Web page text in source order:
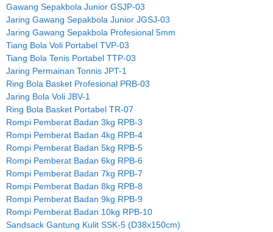
Gawang Sepakbola Junior GSJP-03
Jaring Gawang Sepakbola Junior JGSJ-03
Jaring Gawang Sepakbola Profesional 5mm
Tiang Bola Voli Portabel TVP-03
Tiang Bola Tenis Portabel TTP-03
Jaring Permainan Tonnis JPT-1
Ring Bola Basket Profesional PRB-03
Jaring Bola Voli JBV-1
Ring Bola Basket Portabel TR-07
Rompi Pemberat Badan 3kg RPB-3
Rompi Pemberat Badan 4kg RPB-4
Rompi Pemberat Badan 5kg RPB-5
Rompi Pemberat Badan 6kg RPB-6
Rompi Pemberat Badan 7kg RPB-7
Rompi Pemberat Badan 8kg RPB-8
Rompi Pemberat Badan 9kg RPB-9
Rompi Pemberat Badan 10kg RPB-10
Sandsack Gantung Kulit SSK-5 (D38x150cm)